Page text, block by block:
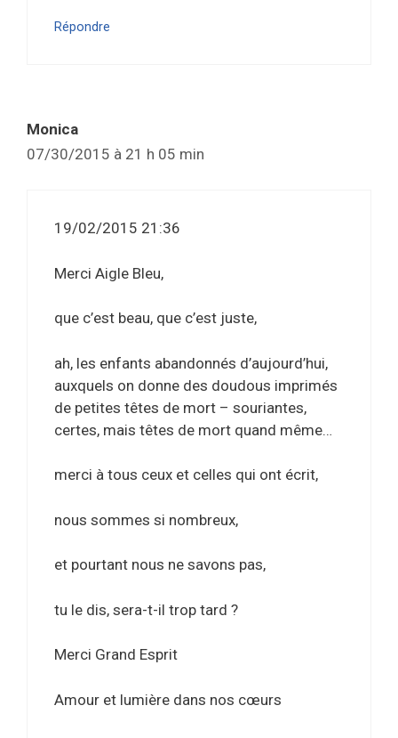
Répondre
Monica
07/30/2015 à 21 h 05 min
19/02/2015 21:36
Merci Aigle Bleu,
que c’est beau, que c’est juste,
ah, les enfants abandonnés d’aujourd’hui,
auxquels on donne des doudous imprimés
de petites têtes de mort – souriantes,
certes, mais têtes de mort quand même…
merci à tous ceux et celles qui ont écrit,
nous sommes si nombreux,
et pourtant nous ne savons pas,
tu le dis, sera-t-il trop tard ?
Merci Grand Esprit
Amour et lumière dans nos cœurs